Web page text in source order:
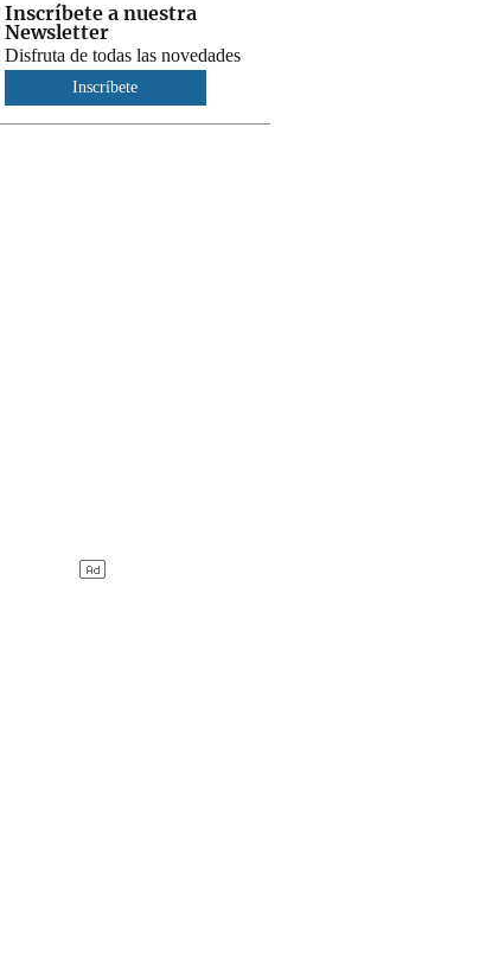
Inscríbete a nuestra
Newsletter
Disfruta de todas las novedades
Inscríbete